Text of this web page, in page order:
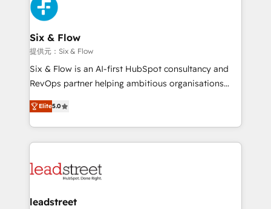
Onboarding Accredited 🔐 ISO27001 & ISO9001
Certified
and Customer First Awards, 4.9/5 rating in HubSpot
Reviews and 4.9/5 rating in Clutch Reviews. Digifianz
helps the following industries: logistics & 3PL, home
improvement & construction, branding and
commercialization, real estate, health, education,
SaaS, Software Dev & IT and consulting, make the
the United States, EU, UAE, Mexico and Latin
America. From casual user to super fan: make
Six & Flow
提供元：Six & Flow
Six & Flow is an AI-first HubSpot consultancy and
RevOps partner helping ambitious organisations
grow with clarity, confidence, and intelligence.
Operating across the UK, Netherlands, Ireland, and
Canada, we’ve delivered thousands of successful
HubSpot projects for mid-market and enterprise
combine HubSpot, data, and AI to design connected
and technology for predictable, scalable revenue
Elite5.0
leadstreet